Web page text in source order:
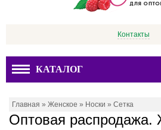
Контакты
КАТАЛОГ
Главная » Женское » Носки » Сетка
Оптовая распродажа.